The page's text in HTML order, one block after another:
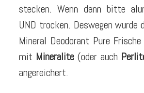
stecken. Wenn dann bitte
UND trocken. Deswegen wurde
Mineral Deodorant Pure
mit Mineralite (oder auch
angereichert.